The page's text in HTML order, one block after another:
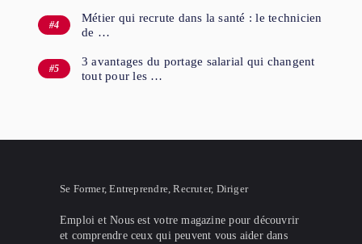
Métier qui recrute dans la santé : le technicien
de …
3 avantages du portage salarial qui changent
tout pour les …
Se Former, Entreprendre, Recruter, Diriger
Emploi et Nous est votre magazine pour découvrir
et comprendre ceux qui peuvent vous aider dans